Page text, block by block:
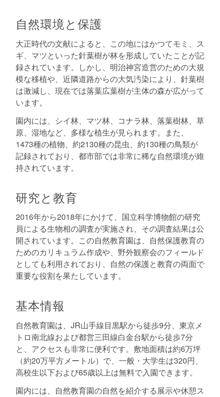
自然環境と保護
大正時代の文献によると、この地にはかつてモミ、ス
ギ、マツといった針葉樹が林を形成していたことが記
録されています。しかし、明治神宮造営のための大規
模な移植や、近隣道路からの大気汚染により、針葉樹
は激減し、現在では落葉広葉樹が主体の森が広がって
います。
園内には、シイ林、マツ林、コナラ林、落葉樹林、草
原、湿地など、多様な植生が見られます。また、
1473種の植物、約2130種の昆虫、約130種の鳥類が
記録されており、都市部では非常に稀な自然環境が維
持されています。
研究と教育
2016年から2018年にかけて、国立科学博物館の研究
員による生物相の調査が実施され、その調査結果は公
開されています。この自然教育園は、自然保護教育の
ためのカリキュラム作成や、野外観察会のフィールド
としても利用されており、自然の保護と教育の両面で
重要な役割を果たしています。
基本情報
自然教育園は、JR山手線目黒駅から徒歩9分、東京メ
トロ南北線および都営三田線白金台駅から徒歩7分
と、アクセスも非常に便利です。敷地面積は約6万坪
（約20万平方メートル）で、一般・大学生は320円、
高校生以下および65歳以上は無料で入園できます。
園内には、自然教育園の自然を紹介する展示や休憩ス